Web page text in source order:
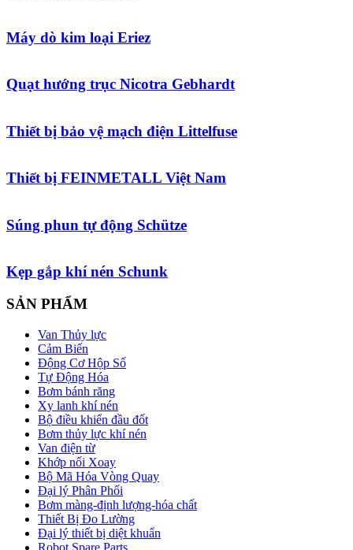
Máy dò kim loại Eriez
Quạt hướng trục Nicotra Gebhardt
Thiết bị bảo vệ mạch điện Littelfuse
Thiết bị FEINMETALL Việt Nam
Súng phun tự động Schütze
Kẹp gắp khí nén Schunk
SẢN PHẨM
Van Thủy lực
Cảm Biến
Động Cơ Hộp Số
Tự Động Hóa
Bơm bánh răng
Xy lanh khí nén
Bộ điều khiển đầu đốt
Bơm thủy lực khí nén
Van điện từ
Khớp nối Xoay
Bộ Mã Hóa Vòng Quay
Đại lý Phân Phối
Bơm màng-định lượng-hóa chất
Thiết Bị Đo Lường
Đại lý thiết bị diệt khuẩn
Robot Spare Parts